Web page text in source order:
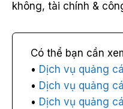
không, tài chính &
Dịch vụ quảng
Dịch vụ quảng
Dịch vụ quảng